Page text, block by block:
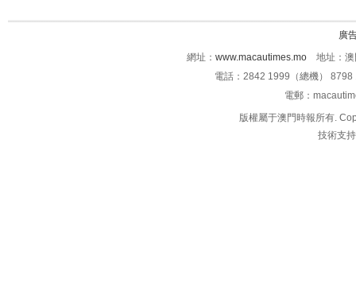
廣
網址： www.macautimes.mo 地址：澳
電話：2842 1999（總機）
電郵：
版權屬于澳門時報所有.
技術支